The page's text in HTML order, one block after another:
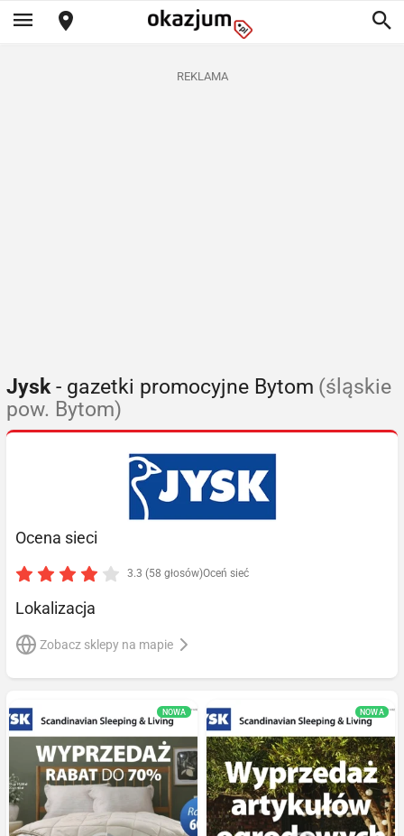
REKLAMA
Jysk- gazetki promocyjne Bytom (śląskie
pow. Bytom)
Ocena sieci
3.3 (58 głosów)Oceń sieć
Lokalizacja
Zobacz sklepy na mapie
NOWA NOWA